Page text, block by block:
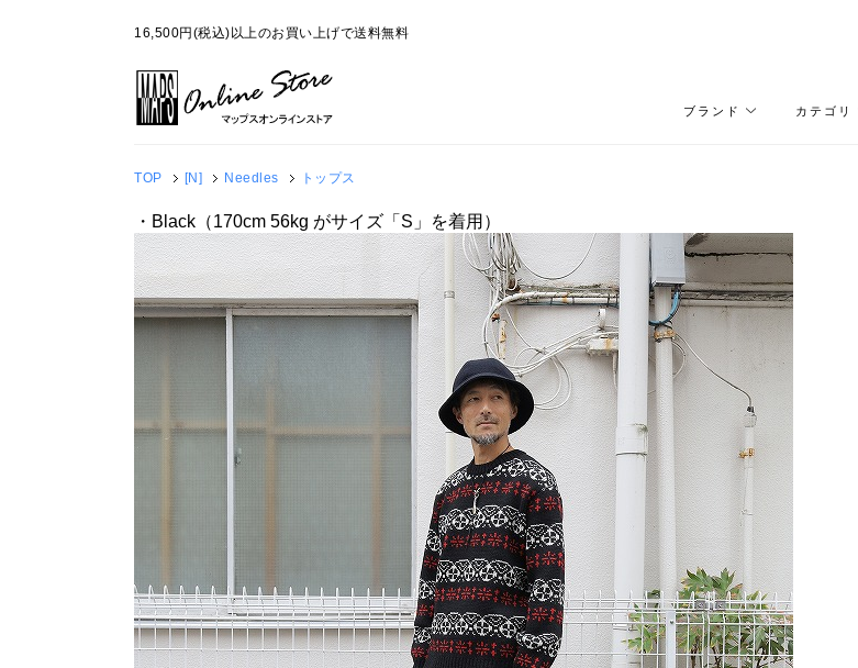
16,500円(税込)以上のお買い上げで送料無料
ブランド カテゴリ
TOP [N] Needles トップス
・Black（170cm 56kg がサイズ「S」を着用）